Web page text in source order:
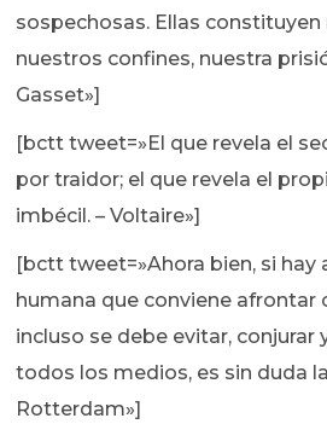
sospechosas. Ellas
nuestros confines, nuestra
Gasset»]
[bctt tweet=»El que revela el
por traidor; el que revela el
imbécil. – Voltaire»]
[bctt tweet=»Ahora bien, si hay
humana que conviene afrontar
incluso se debe evitar, conjurar
todos los medios, es sin duda
Rotterdam»]